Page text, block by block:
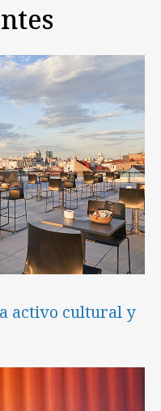
activo cultural y